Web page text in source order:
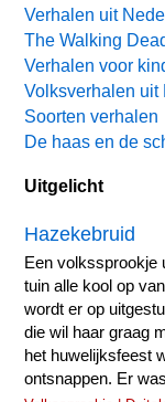
Verhalen uit
The Walking
Verhalen voor
Volksverhalen uit
Soorten verhalen
De haas en de
Uitgelicht
Hazekebruid
Een volkssprookje
tuin alle kool op
wordt er op
die wil haar graag
het huwelijksfeest
ontsnappen. Er